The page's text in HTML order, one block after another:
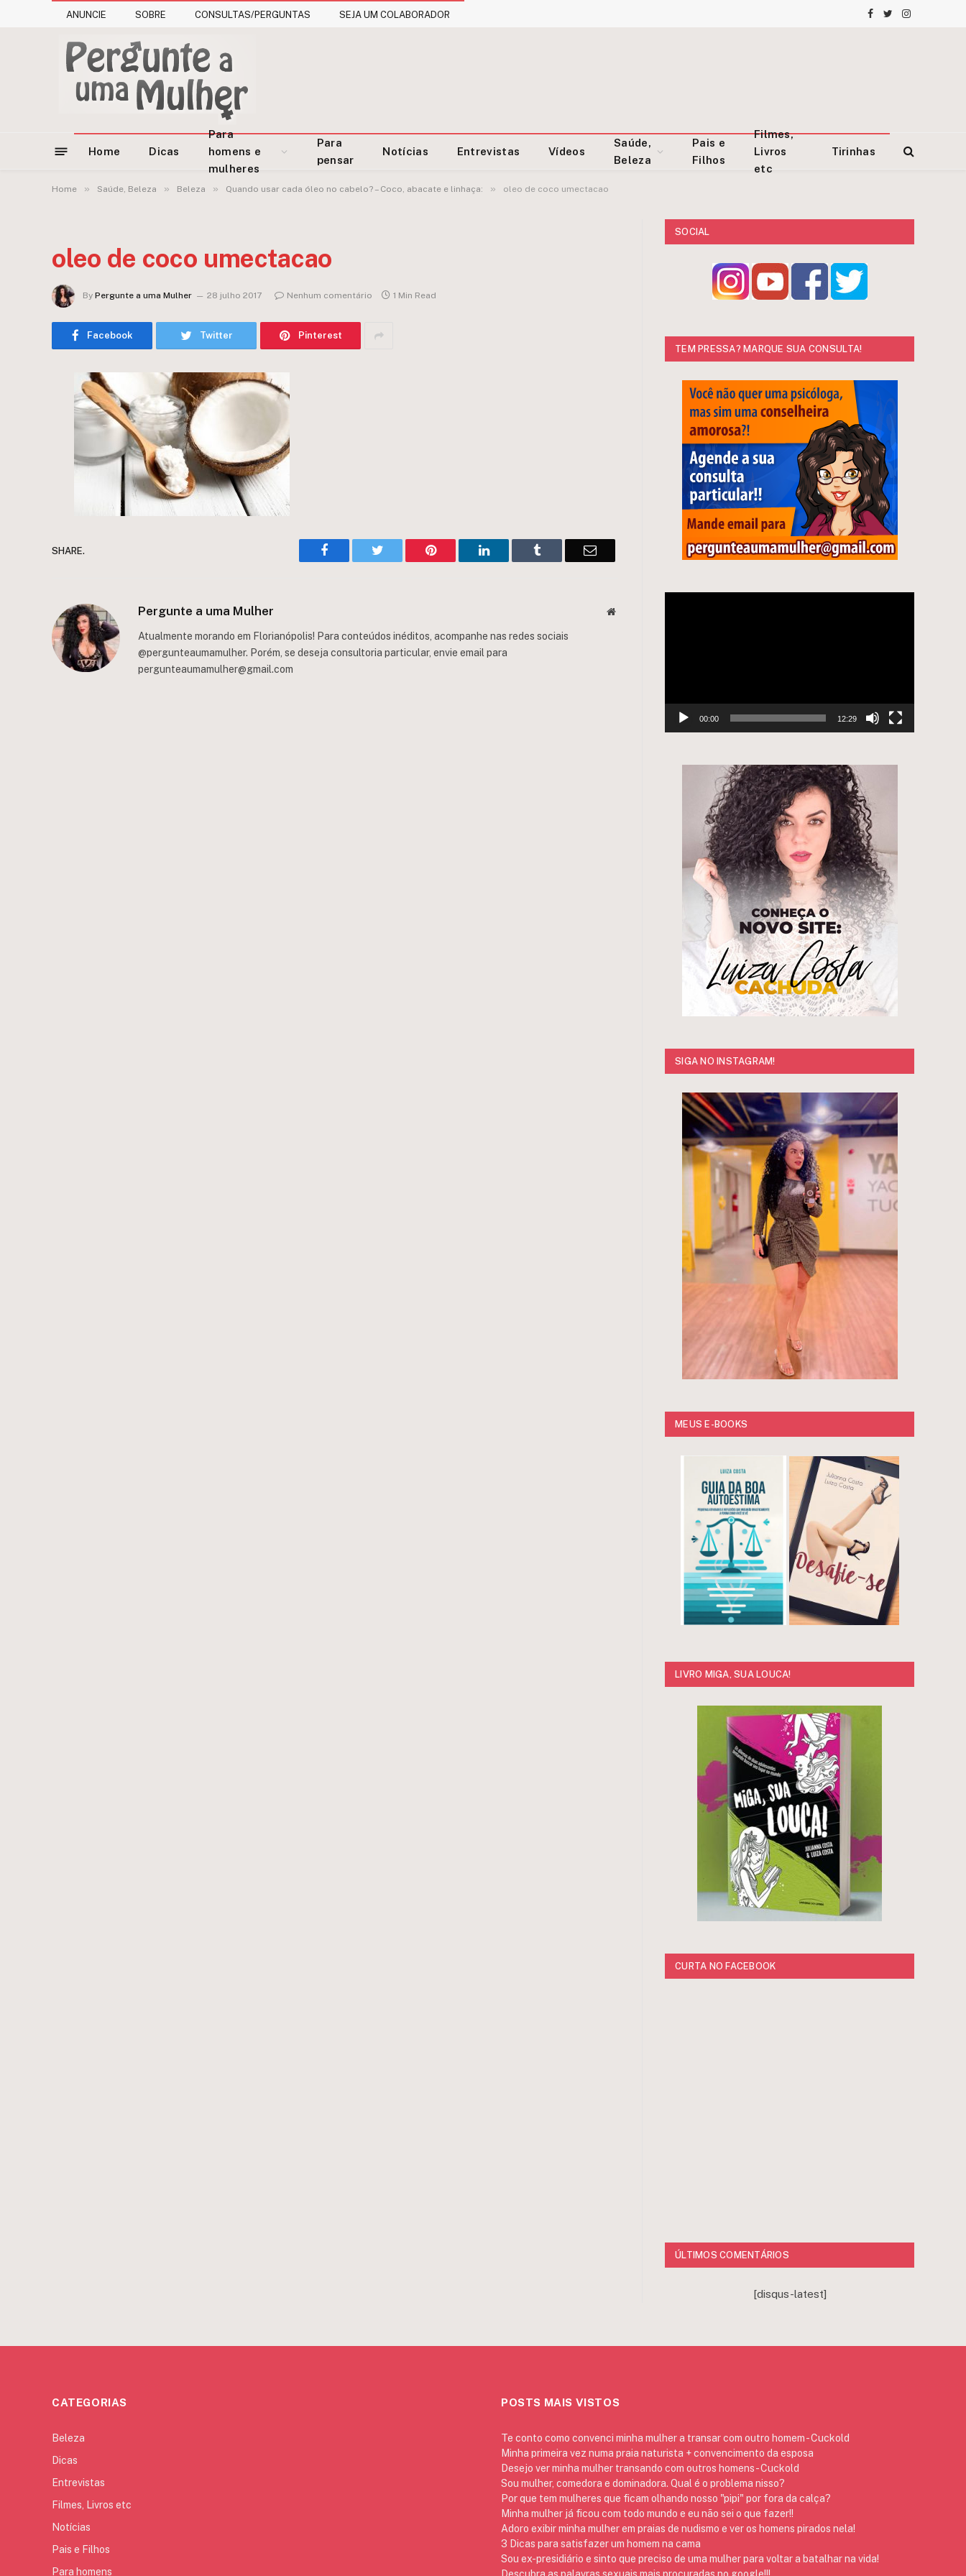
ANUNCIE SOBRE CONSULTAS/PERGUNTAS SEJA UM COLABORADOR Facebook
TwitterInstagram
Home Dicas
Para
homens e
mulheres
Para
pensar
Notícias Entrevistas Vídeos
Saúde,
Beleza
Pais e
Filhos
Filmes,
Livros
etc
Tirinhas
Home » Saúde, Beleza » Beleza » Quando usar cada óleo no cabelo? – Coco, abacate e linhaça: » oleo de coco umectacao
oleo de coco umectacao
By Pergunte a uma Mulher 28 julho 2017 Nenhum comentário 1 Min Read
Facebook Twitter Pinterest
SHARE. Facebook Twitter Pinterest LinkedIn Tumblr Email
Pergunte a uma Mulher Website
Atualmente morando em Florianópolis! Para conteúdos inéditos, acompanhe nas redes sociais
@pergunteaumamulher. Porém, se deseja consultoria particular, envie email para
pergunteaumamulher@gmail.com
SOCIAL
TEM PRESSA? MARQUE SUA CONSULTA!
00:00 12:29
SIGA NO INSTAGRAM!
MEUS E-BOOKS
LIVRO MIGA, SUA LOUCA!
CURTA NO FACEBOOK
ÚLTIMOS COMENTÁRIOS
[disqus-latest]
CATEGORIAS
Beleza
Dicas
Entrevistas
Filmes, Livros etc
Notícias
Pais e Filhos
Para homens
POSTS MAIS VISTOS
Te conto como convenci minha mulher a transar com outro homem - Cuckold
Minha primeira vez numa praia naturista + convencimento da esposa
Desejo ver minha mulher transando com outros homens - Cuckold
Sou mulher, comedora e dominadora. Qual é o problema nisso?
Por que tem mulheres que ficam olhando nosso "pipi" por fora da calça?
Minha mulher já ficou com todo mundo e eu não sei o que fazer!!
Adoro exibir minha mulher em praias de nudismo e ver os homens pirados nela!
3 Dicas para satisfazer um homem na cama
Sou ex-presidiário e sinto que preciso de uma mulher para voltar a batalhar na vida!
Descubra as palavras sexuais mais procuradas no google!!!